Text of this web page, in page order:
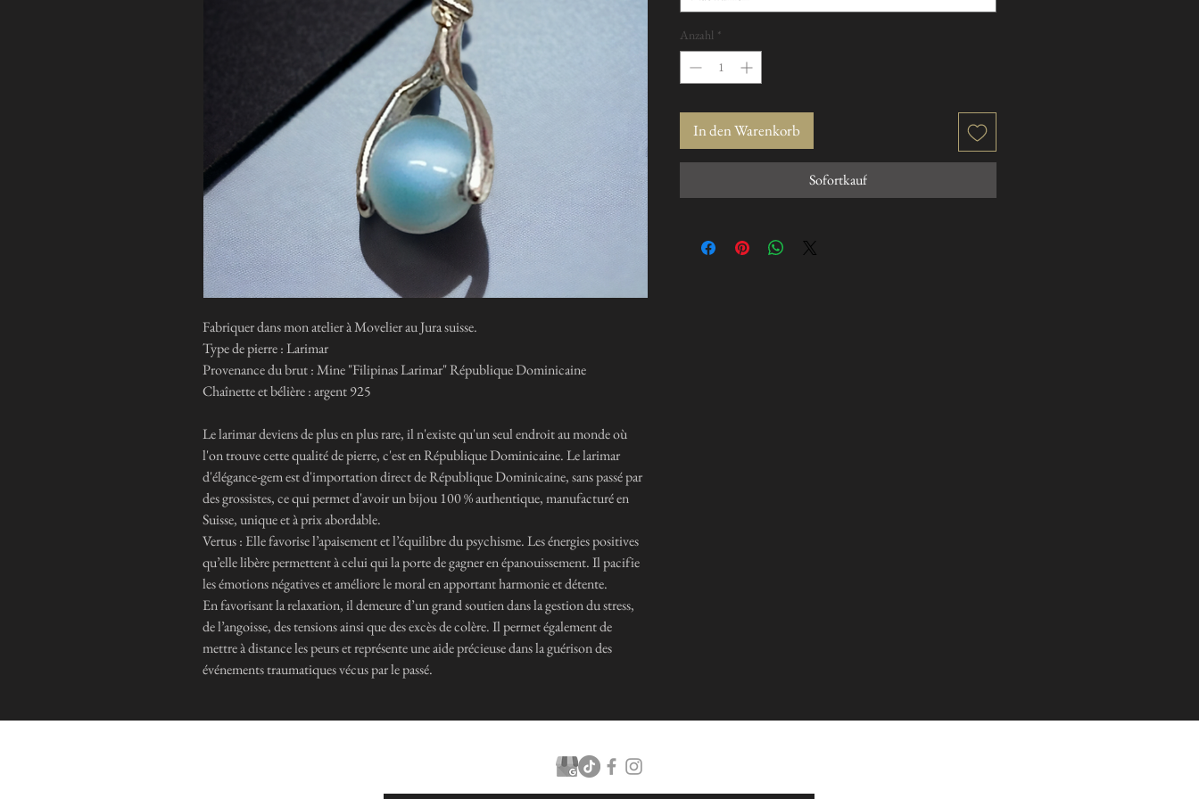
Fabriquer dans mon atelier à Movelier au Jura suisse.
Type de pierre : Larimar
Provenance du brut : Mine "Filipinas Larimar" République Dominicaine
Chaînette et bélière : argent 925
Le larimar deviens de plus en plus rare, il n'existe qu'un seul endroit au monde où
l'on trouve cette qualité de pierre, c'est en République Dominicaine. Le larimar
d'élégance-gem est d'importation direct de République Dominicaine, sans passé par
des grossistes, ce qui permet d'avoir un bijou 100 % authentique, manufacturé en
Suisse, unique et à prix abordable.
Vertus : Elle favorise l’apaisement et l’équilibre du psychisme. Les énergies positives
qu’elle libère permettent à celui qui la porte de gagner en épanouissement. Il pacifie
les émotions négatives et améliore le moral en apportant harmonie et détente.
En favorisant la relaxation, il demeure d’un grand soutien dans la gestion du stress,
de l’angoisse, des tensions ainsi que des excès de colère. Il permet également de
mettre à distance les peurs et représente une aide précieuse dans la guérison des
événements traumatiques vécus par le passé.
Anzahl *
In den Warenkorb
Sofortkauf